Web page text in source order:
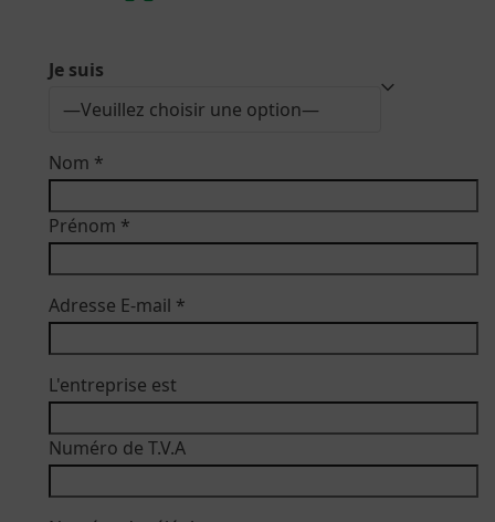
Je suis
Nom *
Prénom *
Adresse E-mail *
L'entreprise est
Numéro de T.V.A